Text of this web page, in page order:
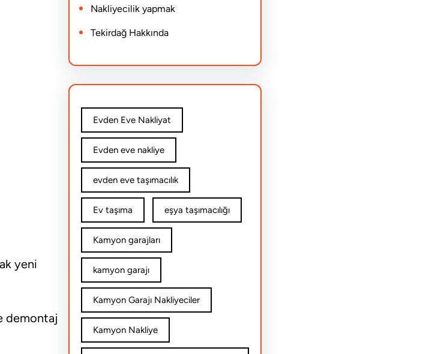
yeni
demontaj
Nakliyecilik yapmak
Tekirdağ Hakkında
Evden Eve Nakliyat
Evden eve nakliye
evden eve taşımacılık
Ev taşıma eşya taşımacılığı
Kamyon garajları
kamyon garajı
Kamyon Garajı Nakliyeciler
Kamyon Nakliye